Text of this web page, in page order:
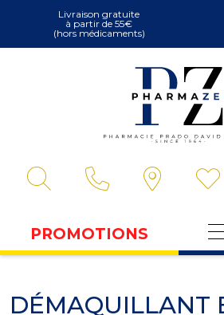
Livraison gratuite
à partir de 55€
(hors médicaments)
PROMOTIONS
DÉMAQUILLANT